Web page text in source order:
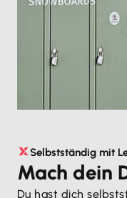
Selbstständig mit
Mach dein
Du hast dich